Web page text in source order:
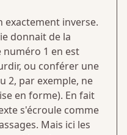
exactement inverse.
donnait de la
numéro 1 en est
ou conférer une
2, par exemple, ne
en forme). En fait
s'écroule comme
Mais ici les